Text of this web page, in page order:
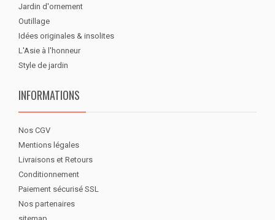
Jardin d'ornement
Outillage
Idées originales & insolites
L'Asie à l'honneur
Style de jardin
INFORMATIONS
Nos CGV
Mentions légales
Livraisons et Retours
Conditionnement
Paiement sécurisé SSL
Nos partenaires